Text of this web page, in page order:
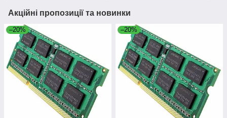
Акційні пропозиції та новинки
–20% –20%